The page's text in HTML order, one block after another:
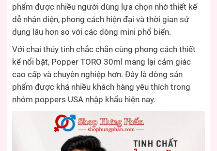
phẩm được nhiều người dùng lựa chọn nhờ thiết kế
dễ nhận diện, phong cách hiện đại và thời gian sử
dụng lâu hơn so với các dòng mini phổ biến.
Với chai thủy tinh chắc chắn cùng phong cách thiết
kế nổi bật, Popper TORO 30ml mang lại cảm giác
cao cấp và chuyên nghiệp hơn. Đây là dòng sản
phẩm được khá nhiều khách hàng yêu thích trong
nhóm poppers USA nhập khẩu hiện nay.